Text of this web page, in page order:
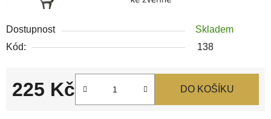
Dostupnost
Skladem
Kód:
138
225 Kč DO KOŠÍKU